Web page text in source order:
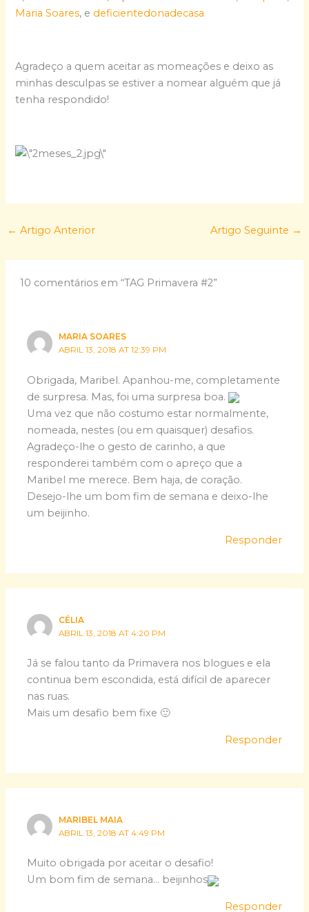
Maria Soares, e deficientedonadecasa
Agradeço a quem aceitar as momeações e deixo as
minhas desculpas se estiver a nomear alguém que já
tenha respondido!
← Artigo Anterior Artigo Seguinte →
10 comentários em “TAG Primavera #2”
MARIA SOARES
ABRIL 13, 2018 AT 12:39 PM
Obrigada, Maribel. Apanhou-me, completamente
de surpresa. Mas, foi uma surpresa boa.
Uma vez que não costumo estar normalmente,
nomeada, nestes (ou em quaisquer) desafios.
Agradeço-lhe o gesto de carinho, a que
responderei também com o apreço que a
Maribel me merece. Bem haja, de coração.
Desejo-lhe um bom fim de semana e deixo-lhe
um beijinho.
Responder
CÉLIA
ABRIL 13, 2018 AT 4:20 PM
Já se falou tanto da Primavera nos blogues e ela
continua bem escondida, está difícil de aparecer
nas ruas.
Mais um desafio bem fixe 🙂
Responder
MARIBEL MAIA
ABRIL 13, 2018 AT 4:49 PM
Muito obrigada por aceitar o desafio!
Um bom fim de semana… beijinhos
Responder